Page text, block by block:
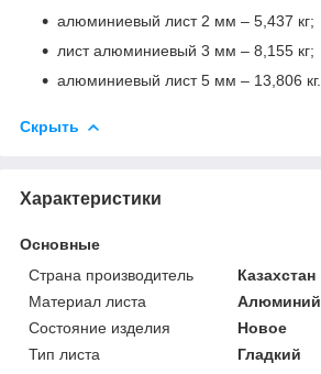
алюминиевый лист 2 мм – 5,437 кг;
лист алюминиевый 3 мм – 8,155 кг;
алюминиевый лист 5 мм – 13,806 кг.
Скрыть
Характеристики
Основные
Страна производитель
Казахстан
Материал листа
Алюминий
Состояние изделия
Новое
Тип листа
Гладкий